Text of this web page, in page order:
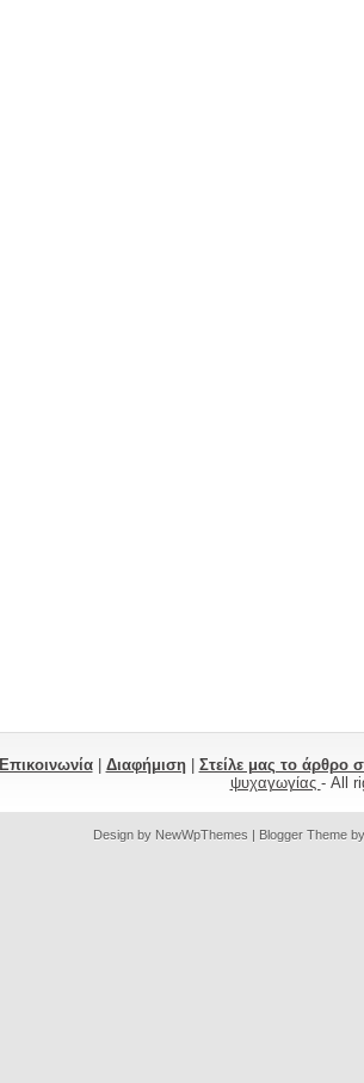
Επικοινωνία| Διαφήμιση| Στείλε μας το άρθρο
ψυχαγωγίας - All
Design by NewWpThemes | Blogger Theme